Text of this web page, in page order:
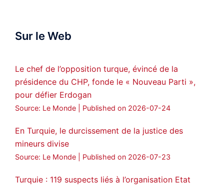
ܟܫܝܪܘܬܐ ܒܘܠܝܬܐ ܚܘܪܐ ܐܒܓܪ
Amitiés kurdes de Bretagne a retweeté
MedyaNews
🔴DEM Party Imrali delegation made a
#AbdullahÖcalan
#ImralıIsland
🔗 https://medyanews.rs/h4lwBwQ
Sur le Web
Le chef de l’opposition turque, évincé de la
présidence du CHP, fonde le « Nouveau Parti »,
pour défier Erdogan
Source: Le Monde Published on 2026-07-24
En Turquie, le durcissement de la justice des
mineurs divise
Source: Le Monde Published on 2026-07-23
Turquie : 119 suspects liés à l’organisation Etat